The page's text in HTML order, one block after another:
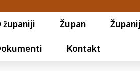
županiji Župan
Kontakt